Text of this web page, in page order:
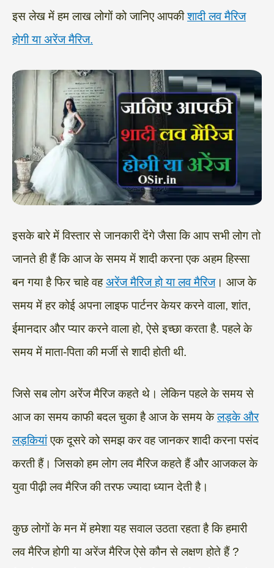
p
m
k
इस लेख में हम लाख लोगों को जानिए आपकीशादी लव मैरिज
होगी या अरेंज मैरिज.
इसके बारे में विस्तार से जानकारी देंगे जैसा कि आप सभी लोग तो
जानते ही हैं कि आज के समय में शादी करना एक अहम हिस्सा
बन गया है फिर चाहे वहअरेंज मैरिज हो या लव मैरिज। आज के
समय में हर कोई अपना लाइफ पार्टनर केयर करने वाला, शांत,
ईमानदार और प्यार करने वाला हो, ऐसे इच्छा करता है. पहले के
समय में माता-पिता की मर्जी से शादी होती थी.
जिसे सब लोग अरेंज मैरिज कहते थे। लेकिन पहले के समय से
आज का समय काफी बदल चुका है आज के समय केलड़के और
लड़कियांएक दूसरे को समझ कर वह जानकर शादी करना पसंद
करती हैं। जिसको हम लोग लव मैरिज कहते हैं और आजकल के
युवा पीढ़ी लव मैरिज की तरफ ज्यादा ध्यान देती है।
कुछ लोगों के मन में हमेशा यह सवाल उठता रहता है कि हमारी
लव मैरिज होगी या अरेंज मैरिज ऐसे कौन से लक्षण होते हैं ?